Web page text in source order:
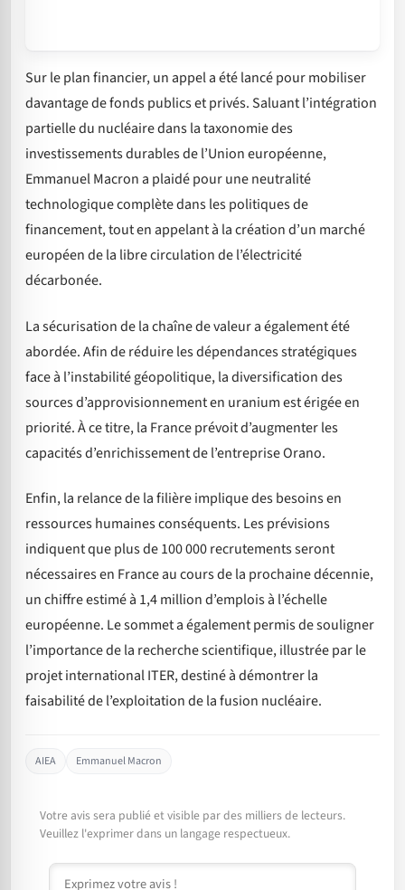
Sur le plan financier, un appel a été lancé pour mobiliser
davantage de fonds publics et privés. Saluant l’intégration
partielle du nucléaire dans la taxonomie des
investissements durables de l’Union européenne,
Emmanuel Macron a plaidé pour une neutralité
technologique complète dans les politiques de
financement, tout en appelant à la création d’un marché
européen de la libre circulation de l’électricité
décarbonée.
La sécurisation de la chaîne de valeur a également été
abordée. Afin de réduire les dépendances stratégiques
face à l’instabilité géopolitique, la diversification des
sources d’approvisionnement en uranium est érigée en
priorité. À ce titre, la France prévoit d’augmenter les
capacités d’enrichissement de l’entreprise Orano.
Enfin, la relance de la filière implique des besoins en
ressources humaines conséquents. Les prévisions
indiquent que plus de 100 000 recrutements seront
nécessaires en France au cours de la prochaine décennie,
un chiffre estimé à 1,4 million d’emplois à l’échelle
européenne. Le sommet a également permis de souligner
l’importance de la recherche scientifique, illustrée par le
projet international ITER, destiné à démontrer la
faisabilité de l’exploitation de la fusion nucléaire.
AIEA Emmanuel Macron
Votre avis sera publié et visible par des milliers de lecteurs.
Veuillez l'exprimer dans un langage respectueux.
Commentaire